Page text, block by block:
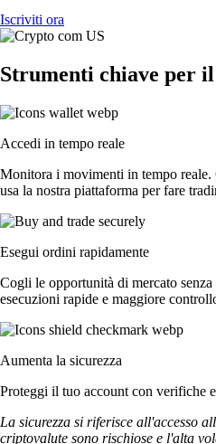
Iscriviti ora
Strumenti chiave per
Accedi in tempo reale
Monitora i movimenti in tempo reale.
usa la nostra piattaforma per fare
Esegui ordini rapidamente
Cogli le opportunità di mercato
esecuzioni rapide e maggiore
Aumenta la sicurezza
Proteggi il tuo account con verifiche
La sicurezza si riferisce all'accesso
criptovalute sono rischiose e l'alta